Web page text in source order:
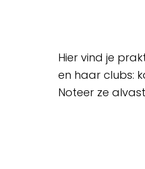
Hier vind je
en haar clubs:
Noteer ze